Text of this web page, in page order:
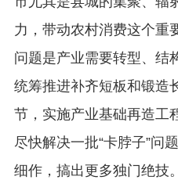
力，带动农村消费这个重
问题是产业需要转型、结
统筹推进补齐短板和锻造
节，实施产业基础再造工
尽快解决一批“卡脖子”问
细作，搞出更多独门绝技。